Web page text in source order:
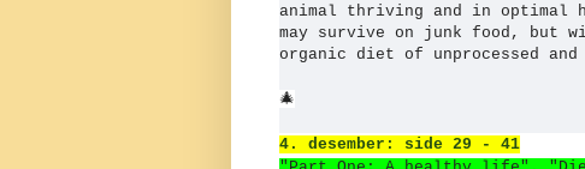
animal thriving and in optimal
may survive on junk food, but
organic diet of unprocessed and
🎄
4. desember: side 29 - 41